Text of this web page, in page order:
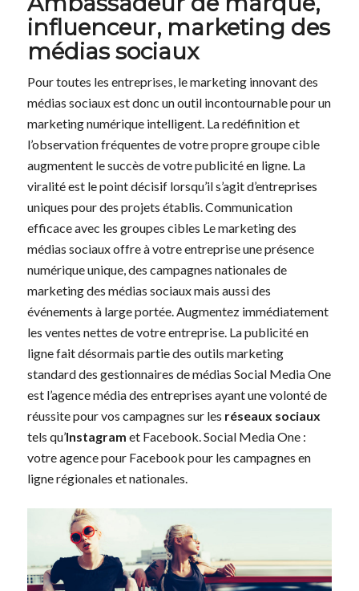
influenceur, marketing des
médias sociaux
Pour toutes les entreprises, le marketing innovant des
médias sociaux est donc un outil incontournable pour un
marketing numérique intelligent. La redéfinition et
l’observation fréquentes de votre propre groupe cible
augmentent le succès de votre publicité en ligne. La
viralité est le point décisif lorsqu’il s’agit d’entreprises
uniques pour des projets établis. Communication
efficace avec les groupes cibles Le marketing des
médias sociaux offre à votre entreprise une présence
numérique unique, des campagnes nationales de
marketing des médias sociaux mais aussi des
événements à large portée. Augmentez immédiatement
les ventes nettes de votre entreprise. La publicité en
ligne fait désormais partie des outils marketing
standard des gestionnaires de médias Social Media One
est l’agence média des entreprises ayant une volonté de
réussite pour vos campagnes sur les réseaux sociaux
tels qu’Instagram et Facebook. Social Media One :
votre agence pour Facebook pour les campagnes en
ligne régionales et nationales.